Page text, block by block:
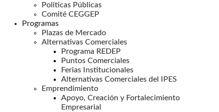
Politicas Públicas
Comité CEGGEP
Programas
Plazas de Mercado
Alternativas Comerciales
Programa REDEP
Puntos Comerciales
Ferias Institucionales
Alternativas Comerciales del IPES
Emprendimiento
Apoyo, Creación y Fortalecimiento
Empresarial